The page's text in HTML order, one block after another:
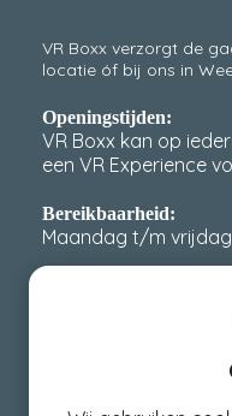
VR Boxx verzorgt de
locatie óf bij ons in
Openingstijden:
VR Boxx kan op
een VR Experience
Bereikbaarheid:
Maandag t/m vrijdag
scoort een